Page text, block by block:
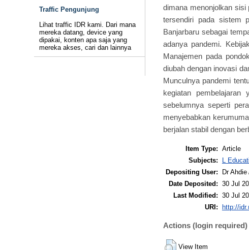
Traffic Pengunjung
Lihat traffic IDR kami. Dari mana
mereka datang, device yang
dipakai, konten apa saja yang
mereka akses, cari dan lainnya
dimana menonjolkan
tersendiri pada sistem
Banjarbaru sebagai
adanya pandemi.
Manajemen pada
diubah dengan inovasi
Munculnya pandemi
kegiatan
sebelumnya seperti
menyebabkan
berjalan stabil dengan
Item Type: Article
Subjects:
L
Depositing User:
Dr Ahdie
Date Deposited: 30 Jul
Last Modified: 30 Jul
URI: http://
Actions (login required)
View Item